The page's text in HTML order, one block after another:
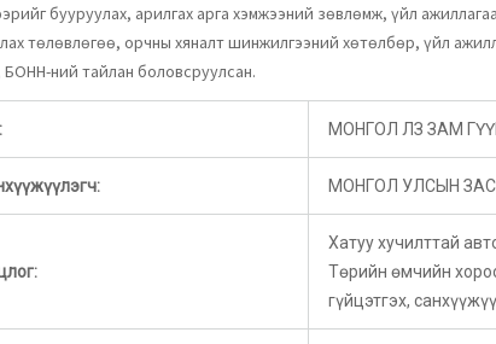
бууруулах, арилгах арга хэмжээний зөвлөмж, үйл
төлөвлөгөө, орчны хяналт шинжилгээний хөтөлбөр, үйл
ний тайлан боловсруулсан.
МОНГОЛ ЛЗ ЗАМ
МОНГОЛ УЛСЫН
Хатуу хучилттай
Төрийн өмчийн
гүйцэтгэх,